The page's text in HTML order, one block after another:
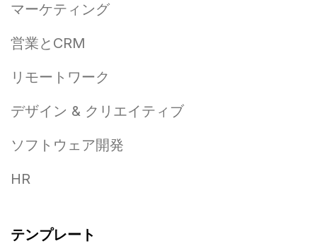
マーケティング
営業とCRM
リモートワーク
デザイン & クリエイティブ
ソフトウェア開発
HR
テンプレート